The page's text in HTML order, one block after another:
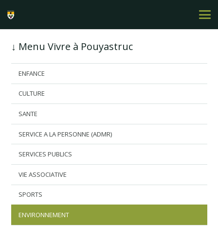
↓ Menu Vivre à Pouyastruc
ENFANCE
CULTURE
SANTE
SERVICE A LA PERSONNE (ADMR)
SERVICES PUBLICS
VIE ASSOCIATIVE
SPORTS
ENVIRONNEMENT